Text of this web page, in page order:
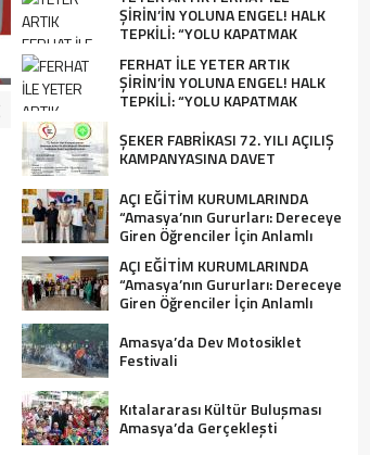
ŞİRİN’İN YOLUNA ENGEL! HALK
TEPKİLİ: “YOLU KAPATMAK
ÇÖZÜM DEĞİL, GÖREVİNİ YAP!”
FERHAT İLE YETER ARTIK
ŞİRİN’İN YOLUNA ENGEL! HALK
TEPKİLİ: “YOLU KAPATMAK
ŞEKER FABRİKASI 72. YILI AÇILIŞ
KAMPANYASINA DAVET
AÇI EĞİTİM KURUMLARINDA
“Amasya’nın Gururları: Dereceye
Giren Öğrenciler İçin Anlamlı
Tören”
AÇI EĞİTİM KURUMLARINDA
“Amasya’nın Gururları: Dereceye
Giren Öğrenciler İçin Anlamlı
Amasya’da Dev Motosiklet
Festivali
Kıtalararası Kültür Buluşması
Amasya’da Gerçekleşti